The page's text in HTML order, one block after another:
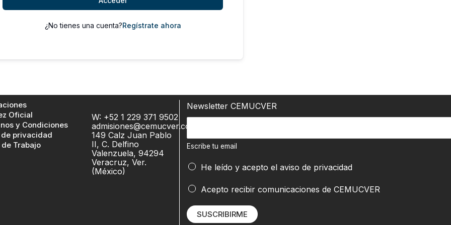
¿No tienes una cuenta?Regístrate ahora
Oficial
y Condiciones
de privacidad
Trabajo
W: +52 1 229 371 9502
admisiones@cemucver.com
149 Calz Juan Pablo
II, C. Delfino
Valenzuela, 94294
Veracruz, Ver.
(México)
Newsletter CEMUCVER
c
i
b
e
t
u
Escribe tu email
He leído y acepto elaviso de privacidad
*
Acepto recibir comunicaciones de CEMUCVER
SUSCRIBIRME